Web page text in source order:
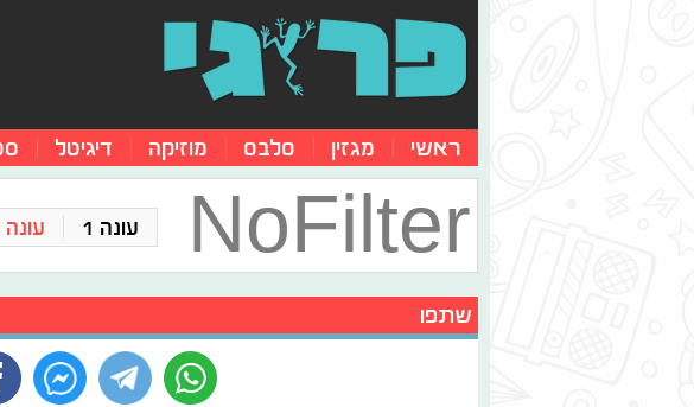
ראשי מגזין סלבס מוזיקה דיגיטל
NoFilter עונה 1 עונה 2
שתפו